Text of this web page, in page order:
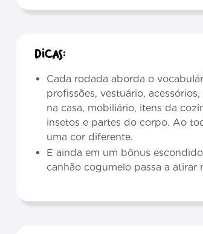
Dicas:
Cada rodada aborda o
profissões, vestuário,
na casa, mobiliário, itens da
insetos e partes do corpo. Ao
uma cor diferente.
E ainda em um bônus
canhão cogumelo passa a atirar